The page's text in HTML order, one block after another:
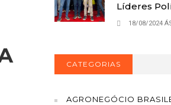
Líderes
18/08/2024
CATEGORIAS
AGRONEGÓCIO